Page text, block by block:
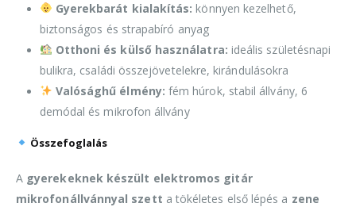
Gyerekbarát kialakítás: könnyen kezelhető,
biztonságos és strapabíró anyag
Otthoni és külső használatra: ideális születésnapi
bulikra, családi összejövetelekre, kirándulásokra
Valósághű élmény: fém húrok, stabil állvány, 6
demódal és mikrofon állvány
Összefoglalás
A gyerekeknek készült elektromos gitár
mikrofonállvánnyal szett a tökéletes első lépés a zene